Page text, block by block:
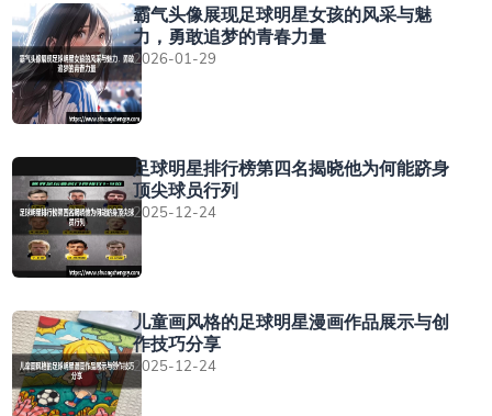
霸气头像展现足球明星女孩的风采与魅
力，勇敢追梦的青春力量
2026-01-29
足球明星排行榜第四名揭晓他为何能跻身
顶尖球员行列
2025-12-24
儿童画风格的足球明星漫画作品展示与创
作技巧分享
2025-12-24